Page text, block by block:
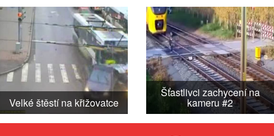
Velké štěstí na křižovatce
Šťastlivci zachycení na
kameru #2